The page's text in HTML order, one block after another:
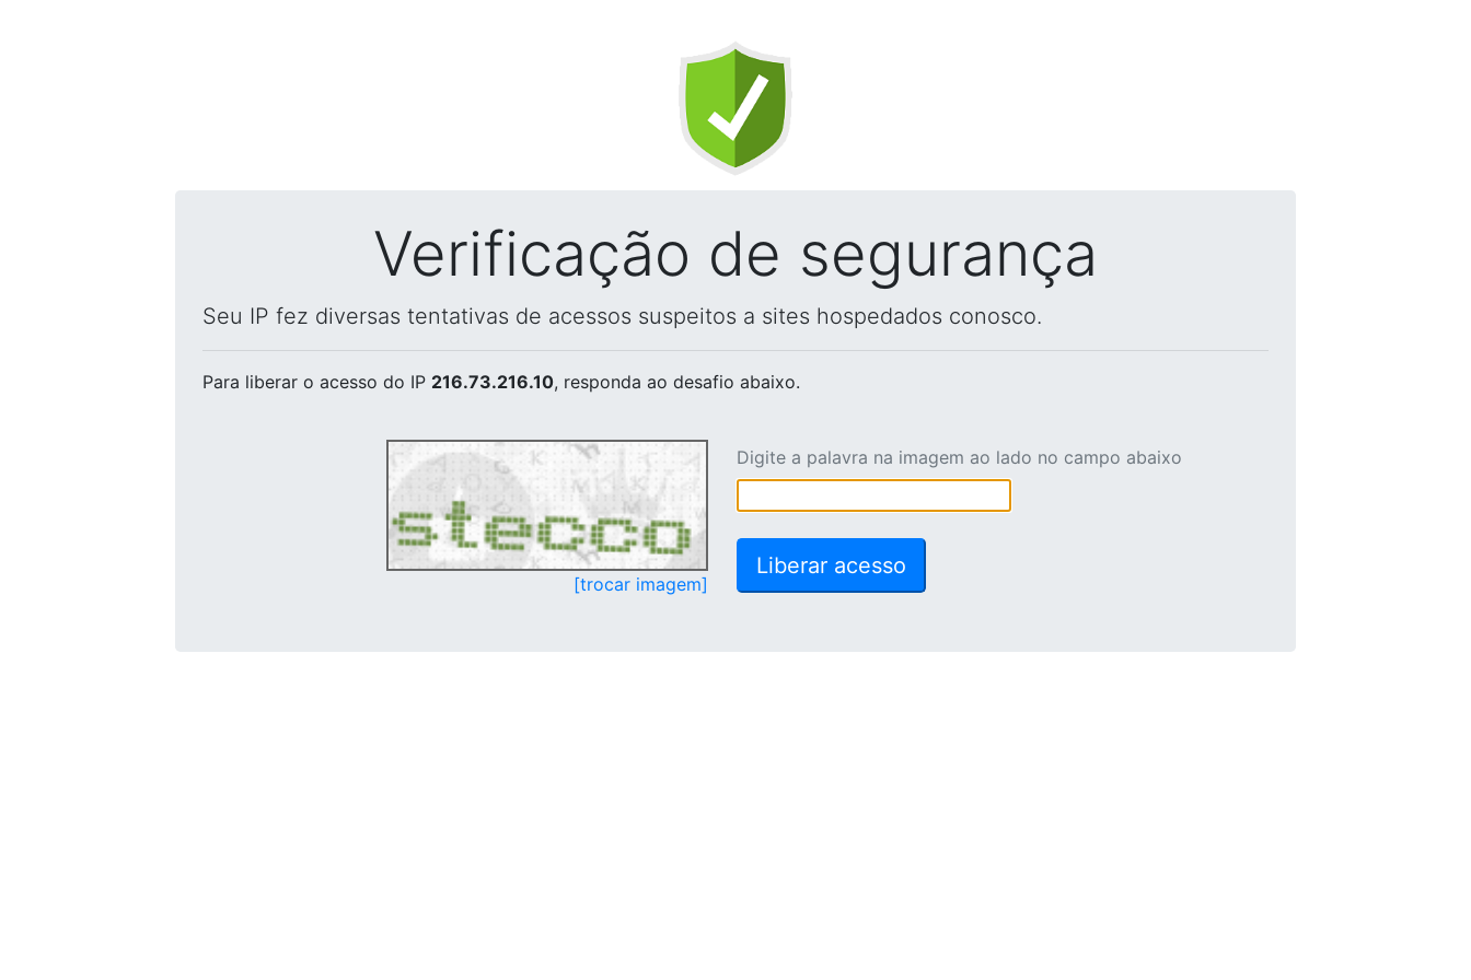
Verificação de segurança
Seu IP fez diversas tentativas de acessos suspeitos a sites hospedados conosco.
Para liberar o acesso do IP 216.73.216.10, responda ao desafio abaixo.
[trocar imagem]
Digite a palavra na imagem ao lado no campo abaixo